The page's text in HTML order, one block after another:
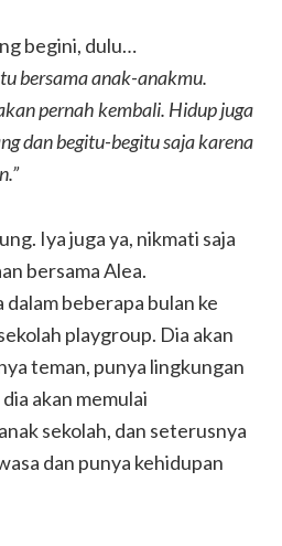
begini, dulu…
bersama anak-anakmu.
pernah kembali. Hidup juga
dan begitu-begitu saja karena
Iya juga ya, nikmati saja
bersama Alea.
beberapa bulan ke
playgroup. Dia akan
teman, punya lingkungan
akan memulai
sekolah, dan seterusnya
dan punya kehidupan